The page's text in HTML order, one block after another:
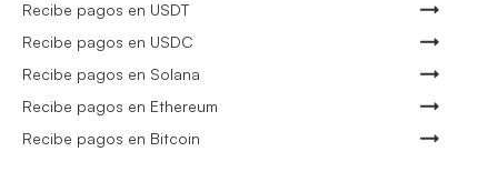
Recibe pagos en USDT
Recibe pagos en USDC
Recibe pagos en Solana
Recibe pagos en Ethereum
Recibe pagos en Bitcoin